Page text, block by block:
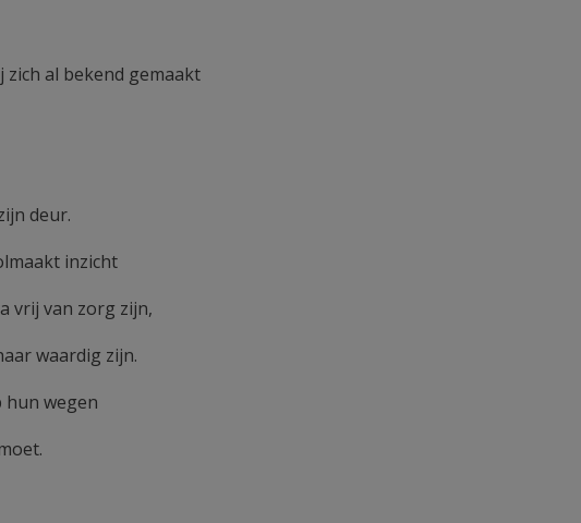
al bekend gemaakt
deur.
inzicht
vrij van zorg zijn,
waardig zijn.
hun wegen